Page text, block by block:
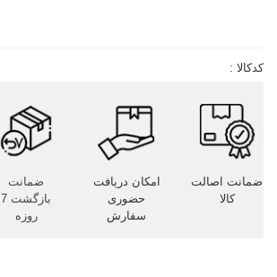
کدکالا :
ضمانت اصالت
کالا
امکان دریافت
حضوری
سفارش
ضمانت
بازگشت 7
روزه